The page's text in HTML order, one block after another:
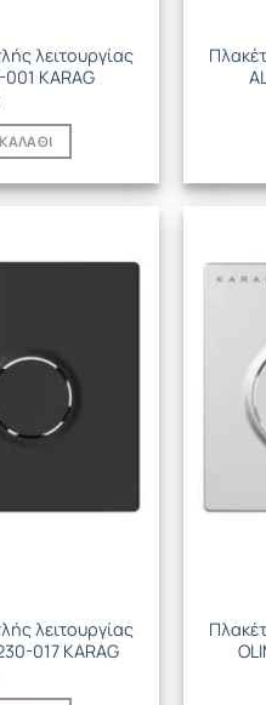
λειτουργίας
KARAG
λειτουργίας
017 KARAG